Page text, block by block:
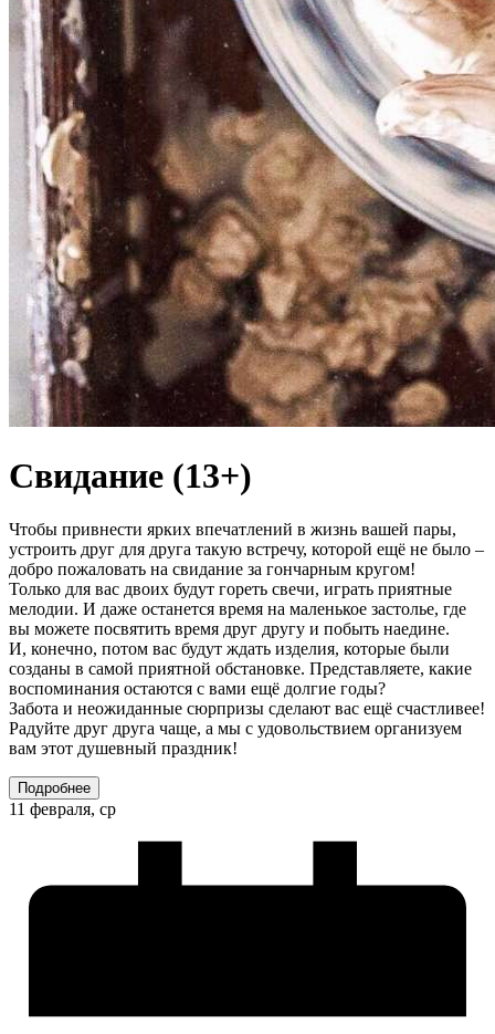
Свидание (13+)
Чтобы привнести ярких впечатлений в жизнь вашей пары,
устроить друг для друга такую встречу, которой ещё не было –
добро пожаловать на свидание за гончарным кругом!
Только для вас двоих будут гореть свечи, играть приятные
мелодии. И даже останется время на маленькое застолье, где
вы можете посвятить время друг другу и побыть наедине.
И, конечно, потом вас будут ждать изделия, которые были
созданы в самой приятной обстановке. Представляете, какие
воспоминания остаются с вами ещё долгие годы?
Забота и неожиданные сюрпризы сделают вас ещё счастливее!
Радуйте друг друга чаще, а мы с удовольствием организуем
вам этот душевный праздник!
Подробнее
11 февраля, ср